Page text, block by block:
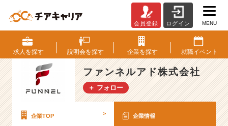
ァ
ン
ネ
ル
ア
ド
株
会員登録 ログイン MENU
求人を探す 説明会を探す 企業を探す 就職イベント
ファンネルアド株式会社
＋ フォロー
企業TOP > 企業情報